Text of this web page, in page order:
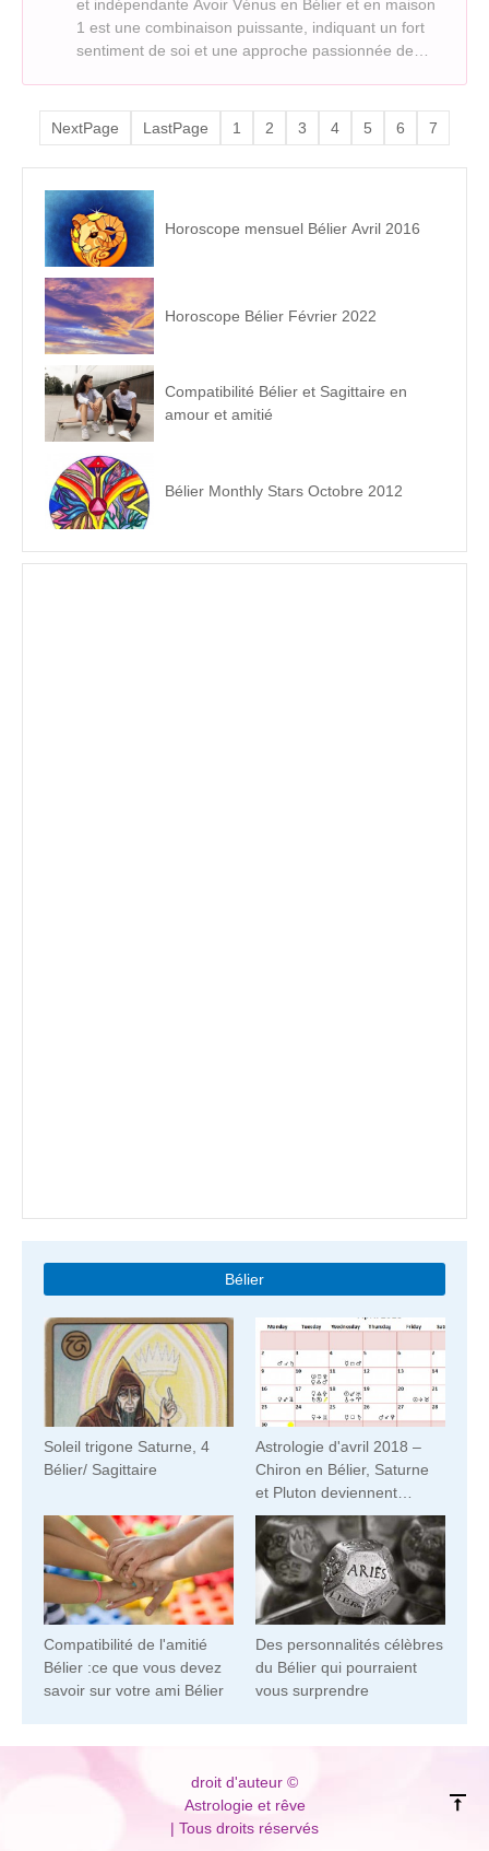
et indépendante Avoir Vénus en Bélier et en maison
1 est une combinaison puissante, indiquant un fort
sentiment de soi et une approche passionnée de
NextPage
LastPage 1 2 3 4 5 6 7
Horoscope mensuel Bélier Avril 2016
Horoscope Bélier Février 2022
Compatibilité Bélier et Sagittaire en
amour et amitié
Bélier Monthly Stars Octobre 2012
Bélier
Soleil trigone Saturne, 4
Bélier/ Sagittaire
Astrologie d'avril 2018 –
Chiron en Bélier, Saturne
et Pluton deviennent
rétrogrades
Compatibilité de l'amitié
Bélier :ce que vous devez
savoir sur votre ami Bélier
Des personnalités célèbres
du Bélier qui pourraient
vous surprendre
droit d'auteur ©
Astrologie et rêve
| Tous droits réservés